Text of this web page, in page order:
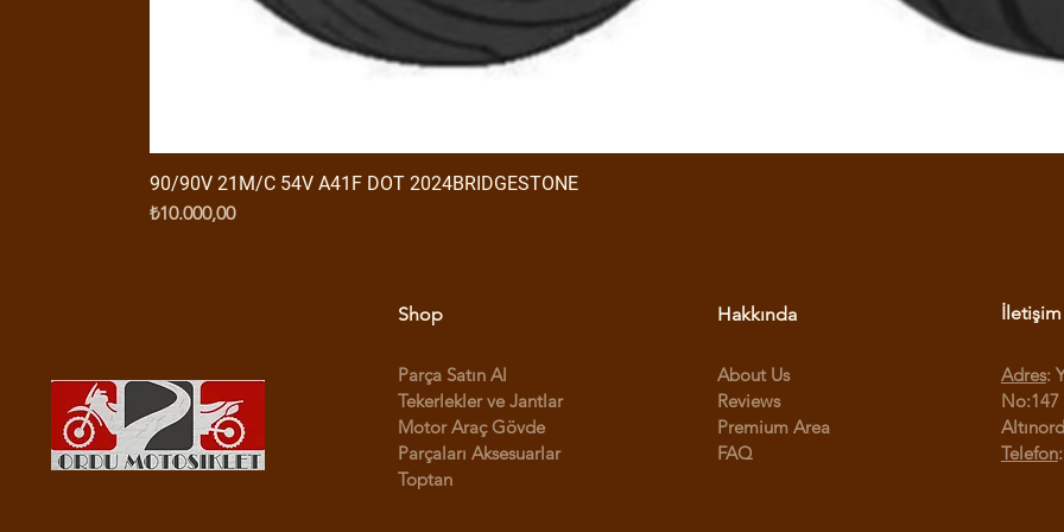
90/90V 21M/C 54V A41F DOT 2024BRIDGESTONE
Fiyat
₺10.000,00
Shop
Parça Satın Al
Tekerlekler ve Jantlar
Motor Araç Gövde
Parçaları Aksesuarlar
Toptan
Hakkında
About Us
Reviews
Premium Area
FAQ
İletişim
Adres:
No:147
Telefon: